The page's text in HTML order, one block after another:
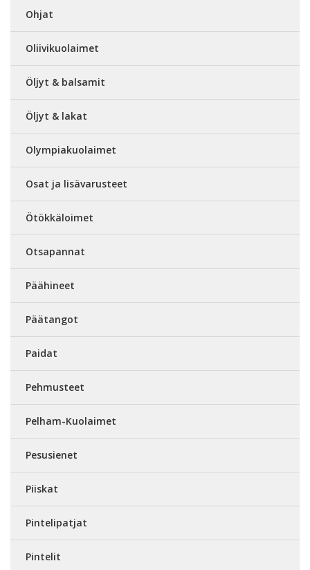
Ohjat
Oliivikuolaimet
Öljyt & balsamit
Öljyt & lakat
Olympiakuolaimet
Osat ja lisävarusteet
Ötökkäloimet
Otsapannat
Päähineet
Päätangot
Paidat
Pehmusteet
Pelham-Kuolaimet
Pesusienet
Piiskat
Pintelipatjat
Pintelit